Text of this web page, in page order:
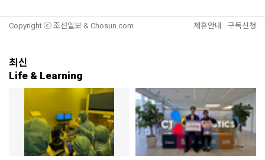
Copyright ⓒ 조선일보 & Chosun.com 제휴안내 구독신청
최신
Life & Learning